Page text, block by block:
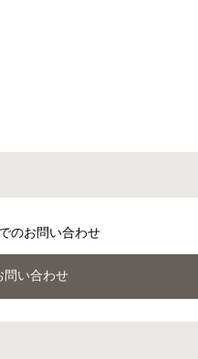
のお問い合わせ
問い合わせ